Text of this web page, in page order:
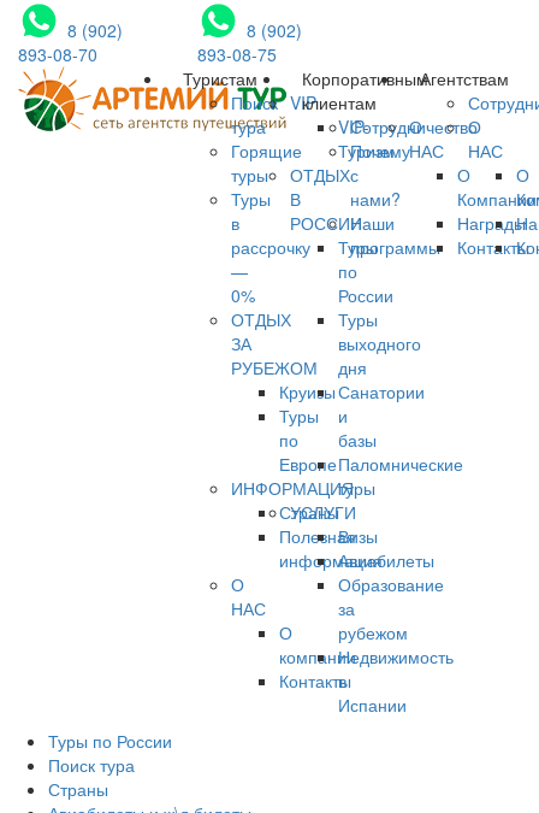
8 (902)
893-08-70
8 (902)
893-08-75
Туристам
Поиск
тура
Горящие
туры
Туры
в
рассрочку
—
0%
ОТДЫХ
ЗА
РУБЕЖОМ
Круизы
Туры
по
Европе
ИНФОРМАЦИЯ
Страны
Полезная
информация
О
НАС
О
компании
Контакты
VIP
VIP-
Туризм
ОТДЫХ
В
РОССИИ
Туры
по
России
Туры
выходного
дня
Санатории
и
базы
Паломнические
туры
УСЛУГИ
Визы
Авиабилеты
Образование
за
рубежом
Недвижимость
в
Испании
Корпоративным
клиентам
Сотрудничество
Почему
с
нами?
Наши
программы
О
НАС
О
Компании
Награды
Контакты
Агентствам
О
НАС
О
Туры по России
Поиск тура
Страны